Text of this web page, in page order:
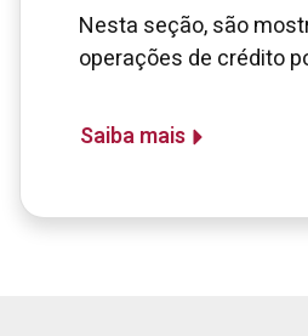
Nesta seção, são
operações de crédito
Saiba mais